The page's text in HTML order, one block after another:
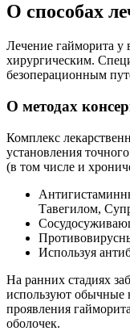
О способах
Лечение гайморита у
хирургическим.
безоперационным
О методах
Комплекс
установления
(в том числе и
Тавегилом,
Используя
На ранних стадиях
используют обычные
проявления
оболочек.